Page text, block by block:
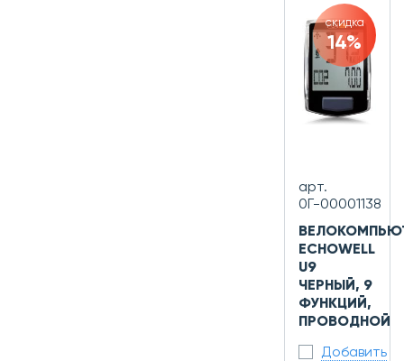
скидка
14%
арт.
0Г-00001138
ECHOWELL
U9
ЧЕРНЫЙ, 9
ФУНКЦИЙ,
ПРОВОДНОЙ
Добавить